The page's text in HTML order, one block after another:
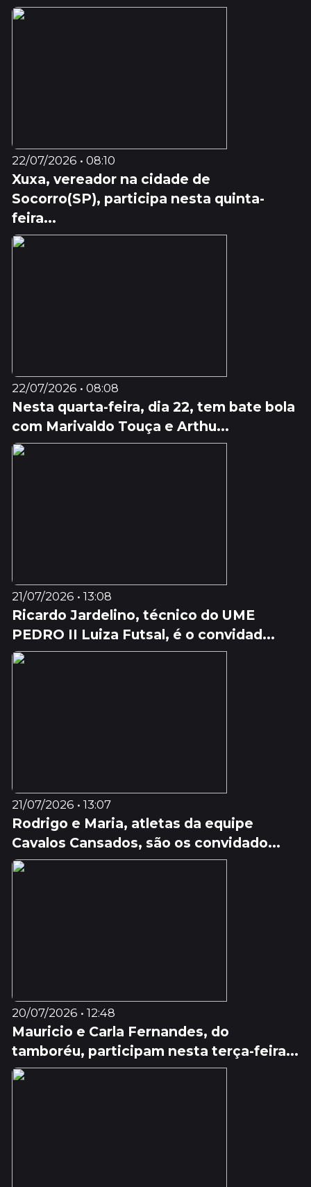
22/07/2026 • 08:10
Xuxa, vereador na cidade de
Socorro(SP), participa nesta quinta-
feira...
22/07/2026 • 08:08
Nesta quarta-feira, dia 22, tem bate bola
com Marivaldo Touça e Arthu...
21/07/2026 • 13:08
Ricardo Jardelino, técnico do UME
PEDRO II Luiza Futsal, é o convidad...
21/07/2026 • 13:07
Rodrigo e Maria, atletas da equipe
Cavalos Cansados, são os convidado...
20/07/2026 • 12:48
Mauricio e Carla Fernandes, do
tamboréu, participam nesta terça-feira...